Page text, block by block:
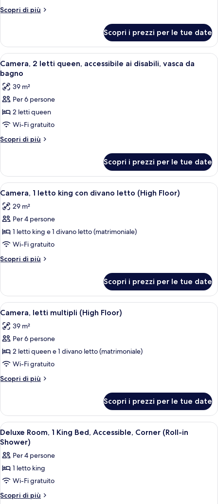
letto
Scopri di più
Altri
Deluxe,
letto
king
Scopri i prezzi per le tue date
Apri
tutte
le
foto
per
Camera,
2
letti
ai
disabili,
vasca
da
bagno
Una camera d'albergo con un
8
Camera, 2 letti queen, accessibile ai disabili, vasca da
bagno
39 m²
Per 6 persone
2 letti queen
Wi-Fi gratuito
Scopri di più
Altri
2
letti
queen,
ai
disabili,
da
bagno
Scopri i prezzi per le tue date
Apri
tutte
le
foto
per
Camera,
1
letto
con
divano
letto
(High
Floor)
Una camera d'hotel con un letto, un
9
Camera, 1 letto king con divano letto (High Floor)
29 m²
Per 4 persone
1 letto king e 1 divano letto (matrimoniale)
Wi-Fi gratuito
Scopri di più
Altri
1
letto
king
divano
letto
Floor)
Scopri i prezzi per le tue date
Apri
tutte
le
foto
per
Camera,
letti
multipli
Floor)
Una camera d'albergo con un
9
Camera, letti multipli (High Floor)
39 m²
Per 6 persone
2 letti queen e 1 divano letto (matrimoniale)
Wi-Fi gratuito
Scopri di più
Altri
letti
multipli
(High
Floor)
Scopri i prezzi per le tue date
Apri
tutte
le
foto
per
Deluxe
Room,
Una camera d'albergo con un letto,
6
Deluxe Room, 1 King Bed, Accessible, Corner (Roll-in
Shower)
Per 4 persone
1 letto king
Wi-Fi gratuito
Scopri di più
Altri